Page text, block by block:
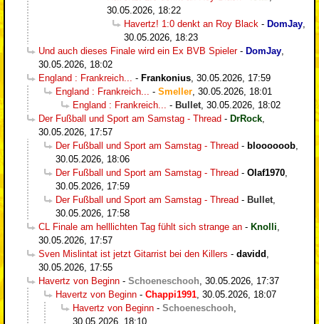
30.05.2026, 18:22
Havertz! 1:0 denkt an Roy Black - DomJay
30.05.2026, 18:23
Und auch dieses Finale wird ein Ex BVB Spieler- DomJay
30.05.2026, 18:02
England : Frankreich...
- Frankonius 30.05.2026, 17:59
England : Frankreich...
- Smeller 30.05.2026, 18:01
England : Frankreich...
- Bullet 30.05.2026, 18:02
Der Fußball und Sport am Samstag - Thread - DrRock
30.05.2026, 17:57
Der Fußball und Sport am Samstag - Thread - bloooooob
30.05.2026, 18:06
Der Fußball und Sport am Samstag - Thread - Olaf1970
30.05.2026, 17:59
Der Fußball und Sport am Samstag - Thread - Bullet
30.05.2026, 17:58
CL Finale am helllichten Tag fühlt sich strange an - Knolli
30.05.2026, 17:57
Sven Mislintat ist jetzt Gitarrist bei den Killers - davidd
30.05.2026, 17:55
Havertz von Beginn - Schoeneschooh 30.05.2026, 17:37
Havertz von Beginn - Chappi1991 30.05.2026, 18:07
Havertz von Beginn - Schoeneschooh
30.05.2026, 18:10